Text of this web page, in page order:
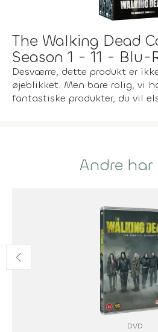
The Walking Dead
Season 1 - 11 - Blu-
Desværre, dette produkt er
øjeblikket. Men bare rolig, vi
fantastiske produkter, du vil
Andre
DVD